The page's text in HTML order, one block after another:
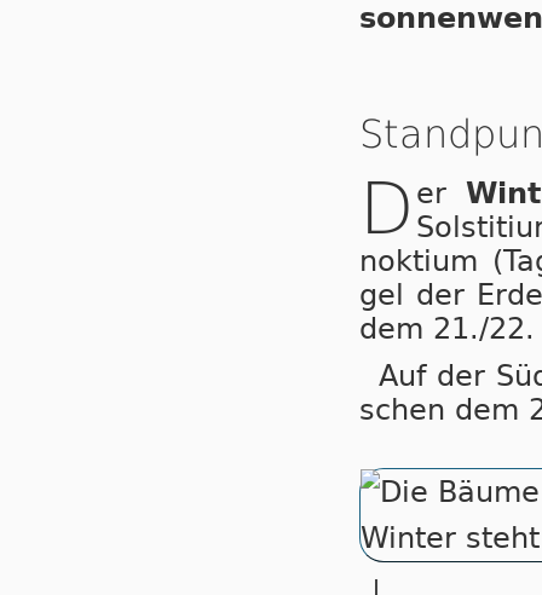
D er
nok­ti­um
gel der
dem 21./
Auf der
schen dem